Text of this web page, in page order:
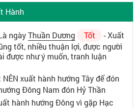
Hành
ngàyThuần Dương Tốt
- Xuất
tốt, nhiều thuận lợi, được người
được như ý muốn, tranh luận
NÊN xuất hành hướng Tây để đón
Đông Nam đón Hỷ Thần
hành hướng Đông vì gặp Hạc